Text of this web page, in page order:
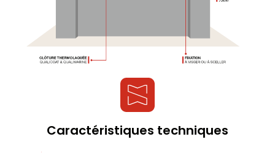
Caractéristiques techniques